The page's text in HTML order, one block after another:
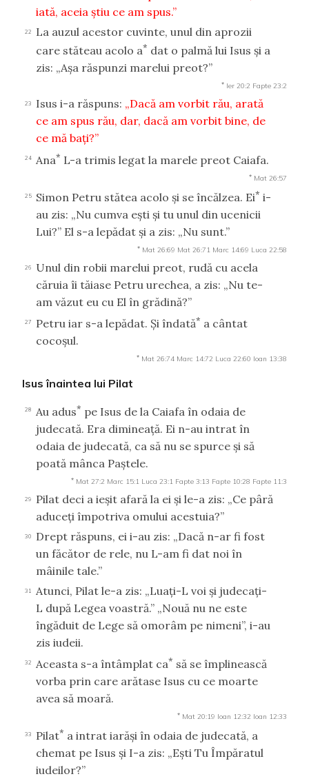
iată, aceia ştiu ce am spus.”
22
La auzul acestor cuvinte, unul din aprozii
care stăteau acolo a* dat o palmă lui Isus şi a
zis: „Aşa răspunzi marelui preot?”
* Ier 20:2 Fapte 23:2
23 Isus i-a răspuns: „Dacă am vorbit rău, arată
ce am spus rău, dar, dacă am vorbit bine, de
ce mă baţi?”
24 Ana* L-a trimis legat la marele preot Caiafa.
* Mat 26:57
25 Simon Petru stătea acolo şi se încălzea. Ei* i-
au zis: „Nu cumva eşti şi tu unul din ucenicii
Lui?” El s-a lepădat şi a zis: „Nu sunt.”
* Mat 26:69 Mat 26:71 Marc 14:69 Luca 22:58
26
Unul din robii marelui preot, rudă cu acela
căruia îi tăiase Petru urechea, a zis: „Nu te-
am văzut eu cu El în grădină?”
27 Petru iar s-a lepădat. Şi îndată* a cântat
cocoşul.
* Mat 26:74 Marc 14:72 Luca 22:60 Ioan 13:38
Isus înaintea lui Pilat
28 Au adus* pe Isus de la Caiafa în odaia de
judecată. Era dimineaţă. Ei n-au intrat în
odaia de judecată, ca să nu se spurce şi să
poată mânca Paştele.
* Mat 27:2 Marc 15:1 Luca 23:1 Fapte 3:13 Fapte 10:28 Fapte 11:3
29
Pilat deci a ieşit afară la ei şi le-a zis: „Ce pâră
aduceţi împotriva omului acestuia?”
30
Drept răspuns, ei i-au zis: „Dacă n-ar fi fost
un făcător de rele, nu L-am fi dat noi în
mâinile tale.”
31
Atunci, Pilat le-a zis: „Luaţi-L voi şi judecaţi-
L după Legea voastră.” „Nouă nu ne este
îngăduit de Lege să omorâm pe nimeni”, i-au
zis iudeii.
32 Aceasta s-a întâmplat ca* să se împlinească
vorba prin care arătase Isus cu ce moarte
avea să moară.
* Mat 20:19 Ioan 12:32 Ioan 12:33
33 Pilat* a intrat iarăşi în odaia de judecată, a
chemat pe Isus şi I-a zis: „Eşti Tu Împăratul
iudeilor?”